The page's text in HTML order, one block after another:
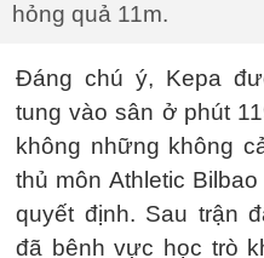
hỏng quả 11m.
Đáng chú ý, Kepa
tung vào sân ở phút
không những không
thủ môn Athletic
quyết định. Sau trận
đã bênh vực học trò